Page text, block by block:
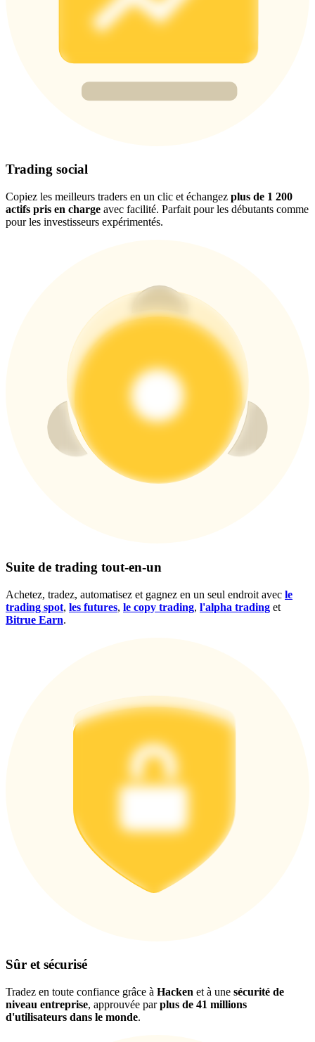
Register & Trade to Win 500,000 USDT
Precious Metals Trading Carnival
Trade Gold & Silver · 33,333 USDT Bonus
USDT Flexible Staking | Daily Rewards
Plus d'événements
Gagnez des prix et des récompenses exclusives
Se connecterS'inscrire
récompenses
l'application Bitrue
Trading social
Copiez les meilleurs traders en un clic et échangez plus de 1 200
actifs pris en charge avec facilité. Parfait pour les débutants comme
pour les investisseurs expérimentés.
Suite de trading tout-en-un
Achetez, tradez, automatisez et gagnez en un seul endroit avec le
trading spot, les futures, le copy trading, l'alpha trading et
Bitrue Earn.
Sûr et sécurisé
Tradez en toute confiance grâce à Hacken et à une sécurité de
niveau entreprise, approuvée parplus de 41 millions
d'utilisateurs dans le monde.